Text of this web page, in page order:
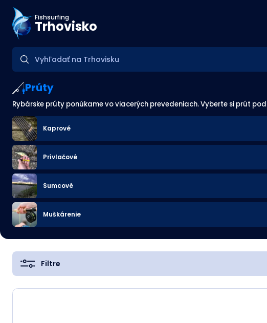
Fishsurfing
Trhovisko
Prúty
Rybárske prúty ponúkame vo viacerých prevedeniach. Vyberte si prút
Kaprové
Prívlačové
Sumcové
Muškárenie
Filtre